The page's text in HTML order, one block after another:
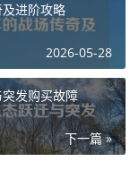
进阶攻略
2026-05-28
发购买故障
下一篇 »